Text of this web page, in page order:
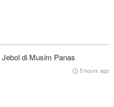
Iran Makin Perkasa di
AS Terjebak dalam Strategi
Jebol di Musim Panas
5 hours ago